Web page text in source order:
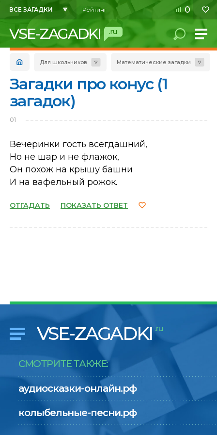
ВСЕ ЗАГАДКИ Рейтинг 0
VSE-ZAGADKI .ru
Для школьников Математические загадки
Загадки про конус (1
загадок)
01
Вечеринки гость всегдашний,
Но не шар и не флажок,
Он похож на крышу башни
И на вафельный рожок.
ОТГАДАТЬ ПОКАЗАТЬ ОТВЕТ
VSE-ZAGADKI .ru
СМОТРИТЕ ТАКЖЕ:
аудиосказки-онлайн.рф
колыбельные-песни.рф